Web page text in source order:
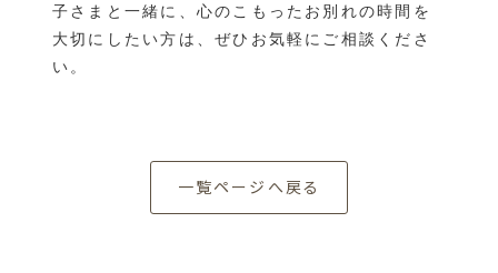
子さまと一緒に、心のこもったお別れの時間を
大切にしたい方は、ぜひお気軽にご相談くださ
い。
一覧ページへ戻る